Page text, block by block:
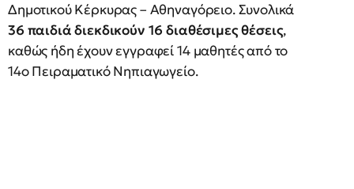
Δημοτικού Κέρκυρας – Αθηναγόρειο. Συνολικά
36 παιδιά διεκδικούν 16 διαθέσιμες θέσεις,
καθώς ήδη έχουν εγγραφεί 14 μαθητές από το
14ο Πειραματικό Νηπιαγωγείο.